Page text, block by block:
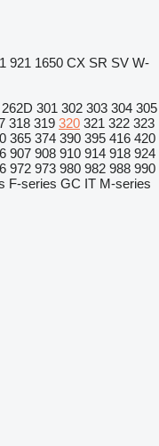
921 1650 CX SR SV W-
262D 301 302 303 304 305
318 319 320 321 322 323
365 374 390 395 416 420
907 908 910 914 918 924
972 973 980 982 988 990
F-series GC IT M-series